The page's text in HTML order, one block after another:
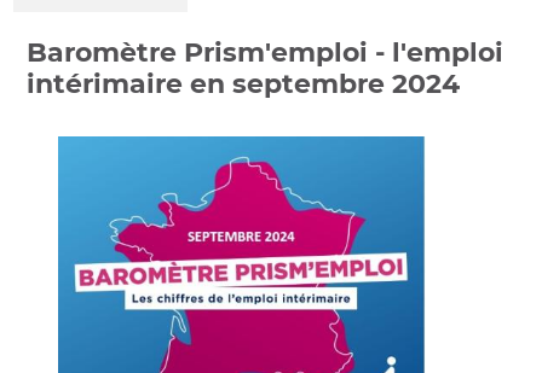
Baromètre Prism'emploi - l'emploi
intérimaire en septembre 2024